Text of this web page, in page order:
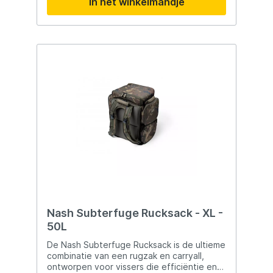
uitstraling en zorgvuldig geteste
kleurcombinaties is dit een
onweerstaanbaar aas voor elke roofvisser.
vlijmscherpe Gamakatsu dreggen voor
Realistische uitstraling Luid ratelgeluid voor
extra aantrekkingskracht Hoogwaardige
jerkbait met verleidelijke actie Gewicht:
18g Verkrijgbaar in diverse kleuren
Nash Subterfuge Rucksack - XL -
50L
De Nash Subterfuge Rucksack is de ultieme
combinatie van een rugzak en carryall,
ontworpen voor vissers die efficiëntie en